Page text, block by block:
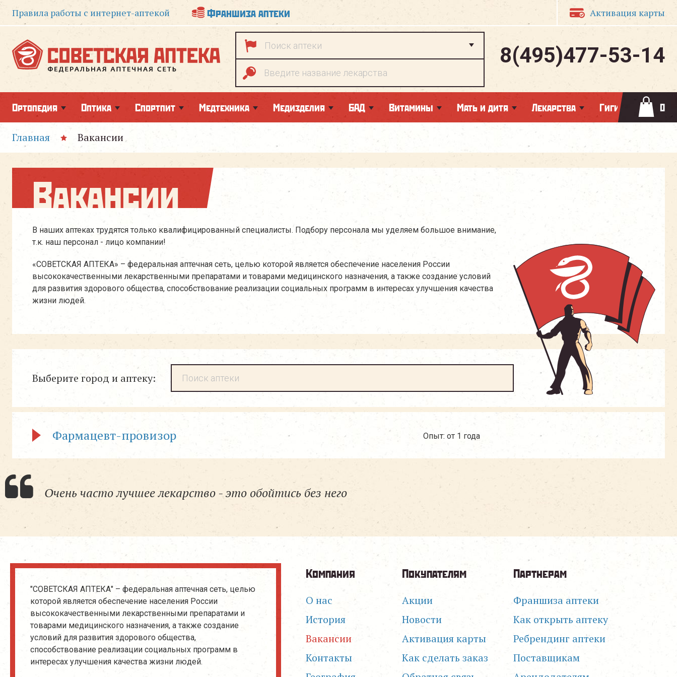
Правила работы с интернет-аптекой Франшиза аптеки Активация карты
8(495)477-53-14
Ортопедия Оптика Спортпит Медтехника Медизделия БАД Витамины Мать и дитя Лекарства Гигиена 0
Главная Вакансии
Вакансии
В наших аптеках трудятся только квалифицированный специалисты. Подбору персонала мы уделяем большое внимание,
т.к. наш персонал - лицо компании!
«СОВЕТСКАЯ АПТЕКА» – федеральная аптечная сеть, целью которой является обеспечение населения России
высококачественными лекарственными препаратами и товарами медицинского назначения, а также создание условий
для развития здорового общества, способствование реализации социальных программ в интересах улучшения качества
жизни людей.
Выберите город и аптеку:
Фармацевт-провизор Опыт: от 1 года
Очень часто лучшее лекарство - это обойтись без него
"СОВЕТСКАЯ АПТЕКА" – федеральная аптечная сеть, целью
которой является обеспечение населения России
высококачественными лекарственными препаратами и
товарами медицинского назначения, а также создание
условий для развития здорового общества,
способствование реализации социальных программ в
интересах улучшения качества жизни людей.
Компания
О нас
История
Вакансии
Контакты
Покупателям
Акции
Новости
Активация карты
Как сделать заказ
Партнерам
Франшиза аптеки
Как открыть аптеку
Ребрендинг аптеки
Поставщикам